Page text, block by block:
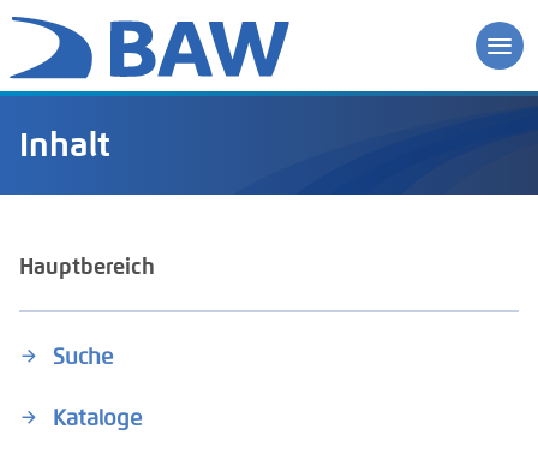
Inhalt
Hauptbereich
Suche
Kataloge